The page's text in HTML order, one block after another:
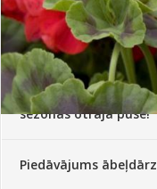
Palīglīdzekļi
Klientu Diena
Novatec - izcils
sezonas otrajā pusē!
Piedāvājums